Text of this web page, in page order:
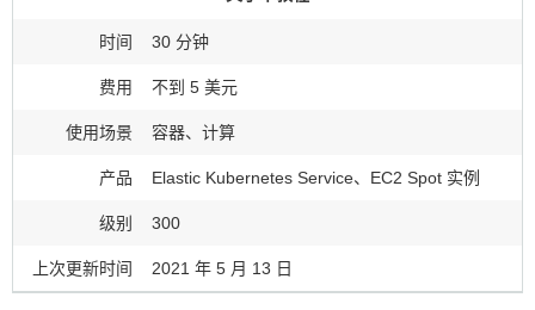
时间 30 分钟
费用 不到 5 美元
使用场景 容器、计算
产品 Elastic Kubernetes Service、EC2 Spot 实例
级别 300
上次更新时间 2021 年 5 月 13 日